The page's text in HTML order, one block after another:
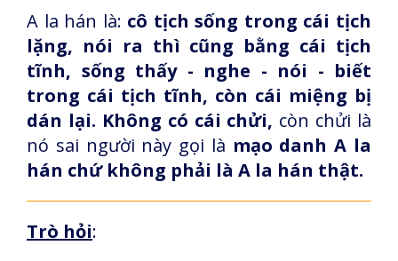
A la hán là: cô tịch sống trong cái tịch
lặng, nói ra thì cũng bằng cái tịch
tĩnh, sống thấy - nghe - nói - biết
trong cái tịch tĩnh, còn cái miệng bị
dán lại. Không có cái chửi, còn chửi là
nó sai người này gọi là mạo danh A la
hán chứ không phải là A la hán thật.
Trò hỏi: